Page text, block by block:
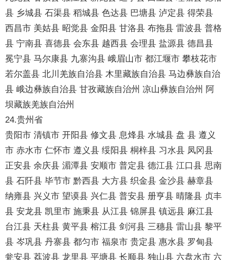
县 乡城县 石渠县 稻城县 色达县 巴塘县 泸定县 得荣县
西昌市 美姑县 昭觉县 金阳县 甘洛县 布拖县 雷波县 普格
县 宁南县 喜德县 会东县 越西县 会理县 盐源县 德昌县
冕宁县 马尔康县 九寨沟县 峨眉山市 都江堰市 攀枝花市
若尔盖县 北川羌族自治县 木里藏族自治县 马边彝族自治
县 峨边彝族自治县 甘孜藏族自治州 凉山彝族自治州 阿
坝藏族羌族自治州
24.贵州省
贵阳市 清镇市 开阳县 修文县 息烽县 水城县 盘 县 遵义
市 赤水市 仁怀市 遵义县 绥阳县 桐梓县 习水县 凤冈县
正安县 余庆县 湄潭县 安顺市 普定县 德江县 江口县 思南
县 石阡县 毕节市 黔西县 大方县 织金县 金沙县 赫章县
纳雍县 兴义市 望谟县 兴仁县 普安县 册亨县 晴隆县 贞丰
县 安龙县 凯里市 施秉县 从江县 锦屏县 镇远县 麻江县
台江县 天柱县 黄平县 榕江县 剑河县 三穗县 雷山县 黎平
县 岑巩县 丹寨县 都匀市 福泉市 贵定县 惠水县 罗甸县
瓮安县 荔波县 龙里县 平塘县 长顺县 独山县 六盘水市 六